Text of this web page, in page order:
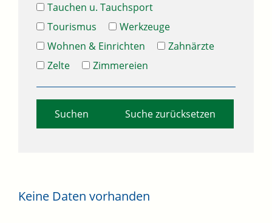
Tauchen u. Tauchsport
Tourismus
Werkzeuge
Wohnen & Einrichten
Zahnärzte
Zelte
Zimmereien
Suche zurücksetzen
Keine Daten vorhanden